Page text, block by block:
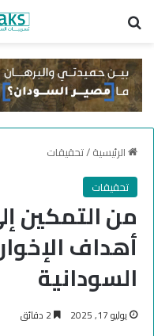
الرئيسية/تحقيقات
تحقيقات
من التمكين
أهداف
السودانية
يوليو 17, 2025